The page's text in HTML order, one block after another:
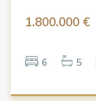
1.800.000 €
6 5